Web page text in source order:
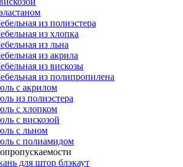
из полиэстера
из хлопка
из льна
из акрила
из вискозы
из полипропилена
с акрилом
из полиэстера
с хлопком
с вискозой
с льном
с полиамидом
для штор блэкаут